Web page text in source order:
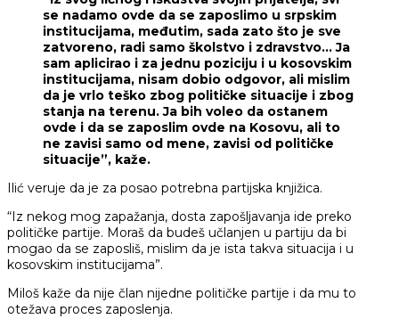
se nadamo ovde da se zaposlimo u srpskim
institucijama, međutim, sada zato što je sve
zatvoreno, radi samo školstvo i zdravstvo… Ja
sam aplicirao i za jednu poziciju i u kosovskim
institucijama, nisam dobio odgovor, ali mislim
da je vrlo teško zbog političke situacije i zbog
stanja na terenu. Ja bih voleo da ostanem
ovde i da se zaposlim ovde na Kosovu, ali to
ne zavisi samo od mene, zavisi od političke
situacije”, kaže.
Ilić veruje da je za posao potrebna partijska knjižica.
“Iz nekog mog zapažanja, dosta zapošljavanja ide preko
političke partije. Moraš da budeš učlanjen u partiju da bi
mogao da se zaposliš, mislim da je ista takva situacija i u
kosovskim institucijama”.
Miloš kaže da nije član nijedne političke partije i da mu to
otežava proces zaposlenja.